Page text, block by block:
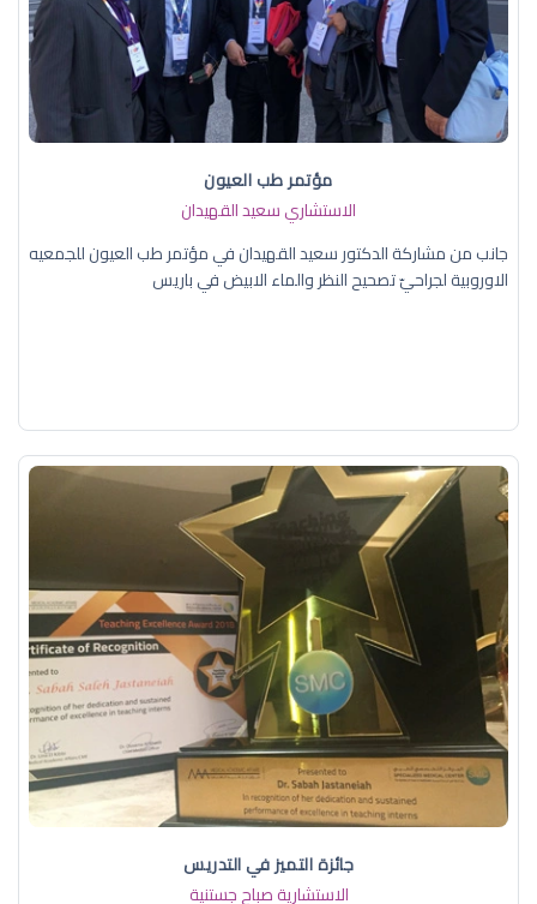
مؤتمر طب العيون
الاستشاري سعيد القهيدان
جانب من مشاركة الدكتور سعيد القهيدان في مؤتمر طب العيون للجمعيه
الاوروبية لجراحيّ تصحيح النظر والماء الابيض في باريس
جائزة التميز في التدريس
الاستشارية صباح جستنية